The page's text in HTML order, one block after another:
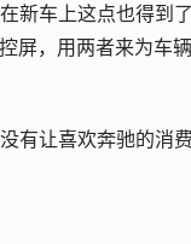
新车上这点也得到
屏，用两者来为车
有让喜欢奔驰的消